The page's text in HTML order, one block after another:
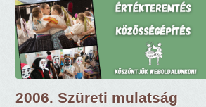
2006. Szüreti mulatság